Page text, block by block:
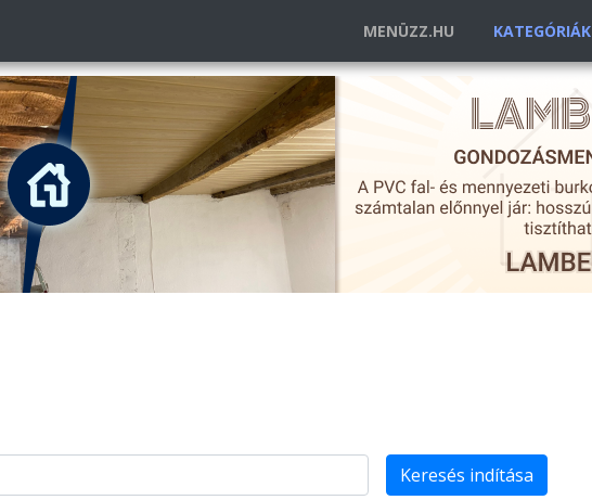
MENÜZZ.HU KATEGÓRIÁK
Keresés indítása